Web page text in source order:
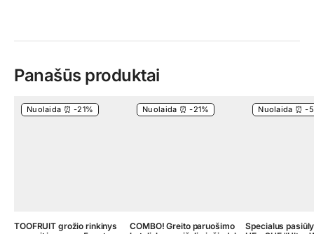
Panašūs produktai
Nuolaida ⏰ -21%
TOOFRUIT grožio rinkinys
Nuolaida ⏰ -21%
COMBO! Greito paruošimo
Nuolaida ⏰ -
Specialus